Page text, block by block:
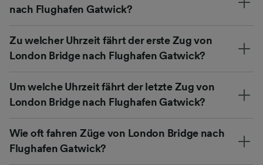
nach Flughafen Gatwick?
Zu welcher Uhrzeit fährt der erste Zug von
London Bridge nach Flughafen Gatwick?
Um welche Uhrzeit fährt der letzte Zug von
London Bridge nach Flughafen Gatwick?
Wie oft fahren Züge von London Bridge nach
Flughafen Gatwick?